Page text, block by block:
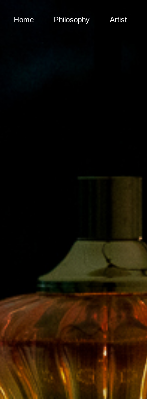
Home Philosophy Artist